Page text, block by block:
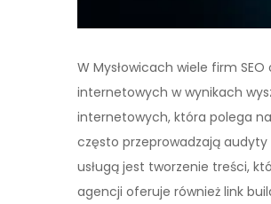
W Mysłowicach wiele firm
internetowych w wynikach
internetowych, która polega
często przeprowadzają
usługą jest tworzenie treści,
agencji oferuje również link